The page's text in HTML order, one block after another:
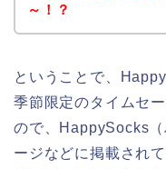
～！？
ということで、
季節限定のタイムセ
ので、HappySocks
ージなどに掲載され